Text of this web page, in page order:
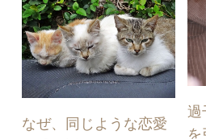
なぜ、同じような恋愛
過
を